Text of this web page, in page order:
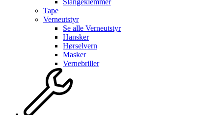
Tape
Verneutstyr
Se alle Verneutstyr
Hansker
Hørselvern
Masker
Vernebriller